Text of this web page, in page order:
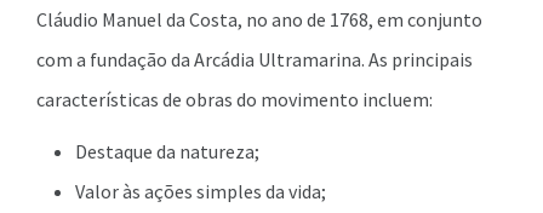
Cláudio Manuel da Costa, no ano de 1768, em conjunto
com a fundação da Arcádia Ultramarina. As principais
características de obras do movimento incluem:
Destaque da natureza;
Valor às ações simples da vida;